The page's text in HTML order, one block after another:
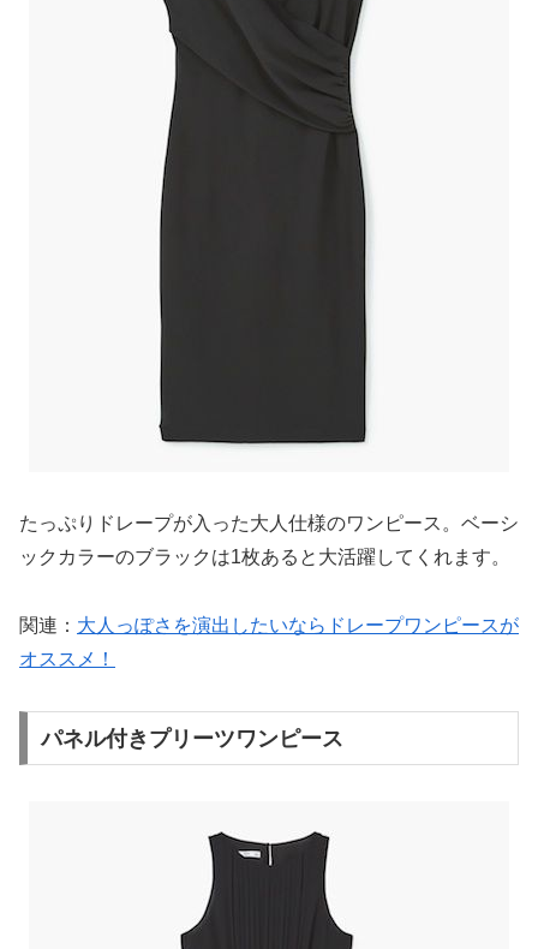
たっぷりドレープが入った大人仕様のワンピース。ベーシ
ックカラーのブラックは1枚あると大活躍してくれます。
関連： 大人っぽさを演出したいならドレープワンピースが
オススメ！
パネル付きプリーツワンピース